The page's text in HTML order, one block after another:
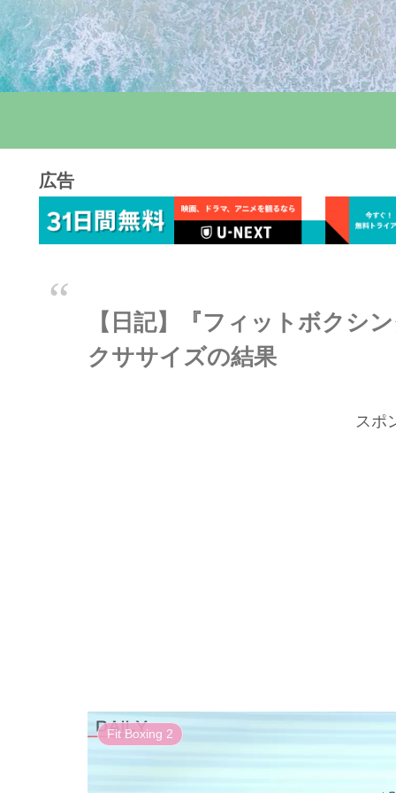
広告
【日記】『フィットボクシ
クササイズの結果
スポ
Fit Boxing 2